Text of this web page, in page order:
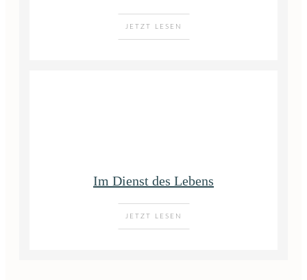
JETZT LESEN
Im Dienst des Lebens
JETZT LESEN